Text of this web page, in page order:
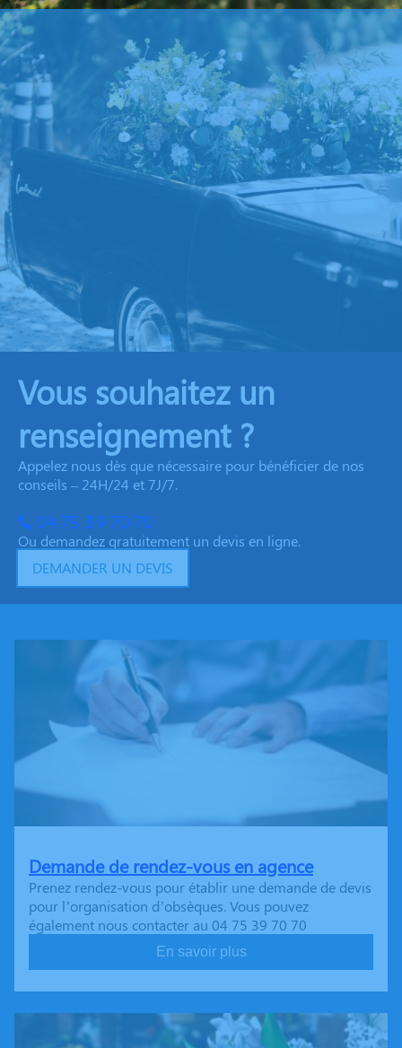
Vous souhaitez un
renseignement ?
Appelez nous dès que nécessaire pour bénéficier de nos
conseils – 24H/24 et 7J/7.
04 75 39 70 70
Ou demandez gratuitement un devis en ligne.
DEMANDER UN DEVIS
Demande de rendez-vous en agence
Prenez rendez-vous pour établir une demande de devis
pour l’organisation d’obsèques. Vous pouvez
également nous contacter au 04 75 39 70 70
En savoir plus